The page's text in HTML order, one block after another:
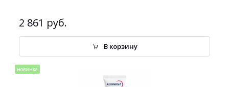
2 861 руб.
В корзину
новинка